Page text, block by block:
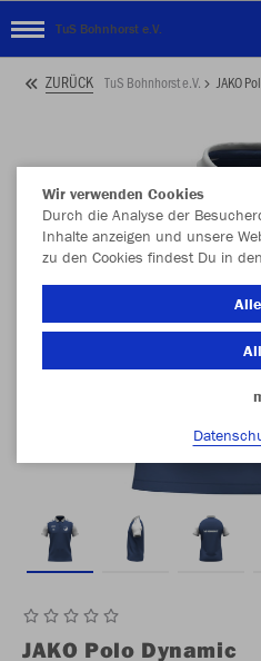
TuS Bohnhorst e.V.
ZURÜCK TuS Bohnhorst e.V. JAKO
JAKO Polo Dynamic
Wir verwenden Cookies
Durch die Analyse der
Inhalte anzeigen und unsere
zu den Cookies findest Du in